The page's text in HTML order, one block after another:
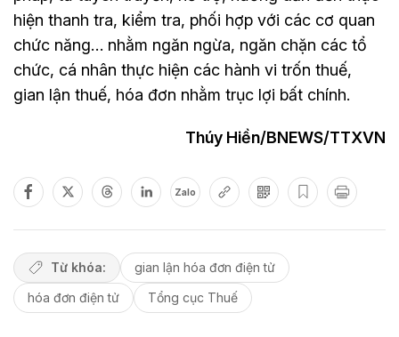
hiện thanh tra, kiểm tra, phối hợp với các cơ quan
chức năng… nhằm ngăn ngừa, ngăn chặn các tổ
chức, cá nhân thực hiện các hành vi trốn thuế,
gian lận thuế, hóa đơn nhằm trục lợi bất chính.
Thúy Hiền/BNEWS/TTXVN
Zalo
Từ khóa:
gian lận hóa đơn điện tử
hóa đơn điện tử
Tổng cục Thuế